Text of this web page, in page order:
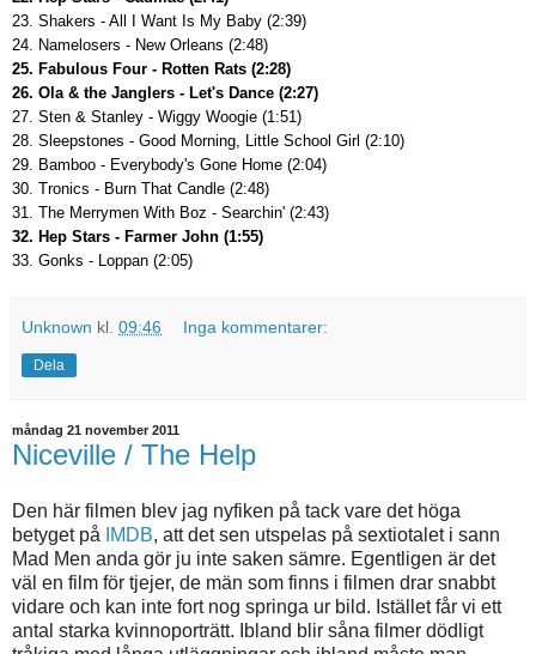
23. Shakers - All I Want Is My Baby (2:39)
24. Namelosers - New Orleans (2:48)
25. Fabulous Four - Rotten Rats (2:28)
26. Ola & the Janglers - Let's Dance (2:27)
27. Sten & Stanley - Wiggy Woogie (1:51)
28. Sleepstones - Good Morning, Little School Girl (2:10)
29. Bamboo - Everybody's Gone Home (2:04)
30. Tronics - Burn That Candle (2:48)
31. The Merrymen With Boz - Searchin' (2:43)
32. Hep Stars - Farmer John (1:55)
33. Gonks - Loppan (2:05)
Unknown kl. 09:46 Inga kommentarer:
Dela
måndag 21 november 2011
Niceville / The Help
Den här filmen blev jag nyfiken på tack vare det höga
betyget på
IMDB, att det sen utspelas på sextiotalet i sann
Mad Men anda gör ju inte saken sämre. Egentligen är det
väl en film för tjejer, de män som finns i filmen drar snabbt
vidare och kan inte fort nog springa ur bild. Istället får vi ett
antal starka kvinnoporträtt. Ibland blir såna filmer dödligt